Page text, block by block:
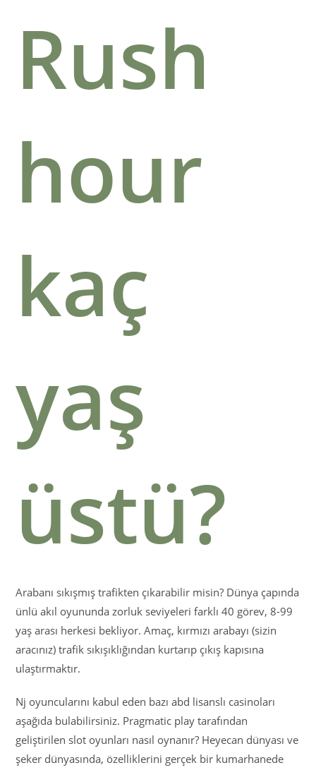
Rush
hour
kaç
yaş
üstü?
Arabanı sıkışmış trafikten çıkarabilir misin? Dünya çapında
ünlü akıl oyununda zorluk seviyeleri farklı 40 görev, 8-99
yaş arası herkesi bekliyor. Amaç, kırmızı arabayı (sizin
aracınız) trafik sıkışıklığından kurtarıp çıkış kapısına
ulaştırmaktır.
Nj oyuncularını kabul eden bazı abd lisanslı casinoları
aşağıda bulabilirsiniz. Pragmatic play tarafından
geliştirilen slot oyunları nasıl oynanır? Heyecan dünyası ve
şeker dünyasında, özelliklerini gerçek bir kumarhanede